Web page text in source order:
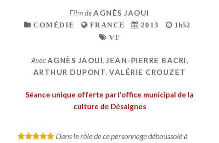
Film deAGNÈS JAOUI
COMÉDIE FRANCE 2013
1h52
VF
AvecAGNÈS JAOUI, JEAN-PIERRE BACRI,
ARTHUR DUPONT, VALÉRIE CROUZET
Séance unique offerte par l'office municipal de la
culture de Désaignes
* * * * *Dans le rôle de ce personnage déboussolé à